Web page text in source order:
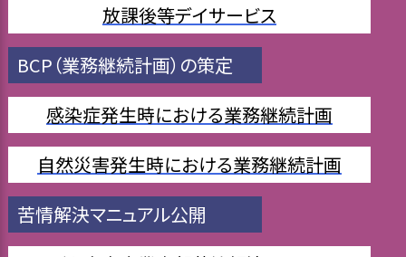
放課後等デイサービス
BCP（業務継続計画）の策定
感染症発生時における業務継続計画
自然災害発生時における業務継続計画
苦情解決マニュアル公開